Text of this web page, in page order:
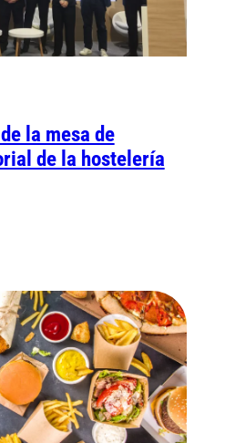
la mesa de
de la hostelería